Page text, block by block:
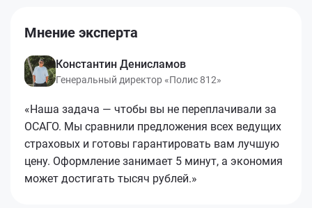
Мнение эксперта
Константин Денисламов
Генеральный директор «Полис 812»
«Наша задача — чтобы вы не переплачивали за
ОСАГО. Мы сравнили предложения всех ведущих
страховых и готовы гарантировать вам лучшую
цену. Оформление занимает 5 минут, а экономия
может достигать тысяч рублей.»